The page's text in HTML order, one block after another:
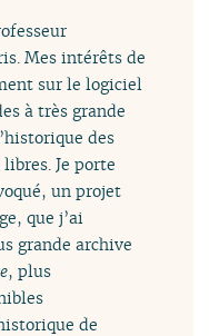
Mes intérêts de
sur le logiciel
à très grande
des
Je porte
un projet
que j’ai
grande archive
, plus
de